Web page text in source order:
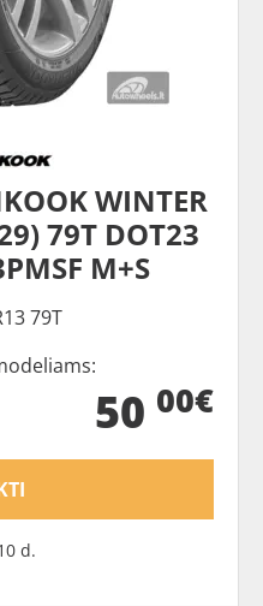
WINTER
79T DOT23
M+S
79T
50 00€
d.